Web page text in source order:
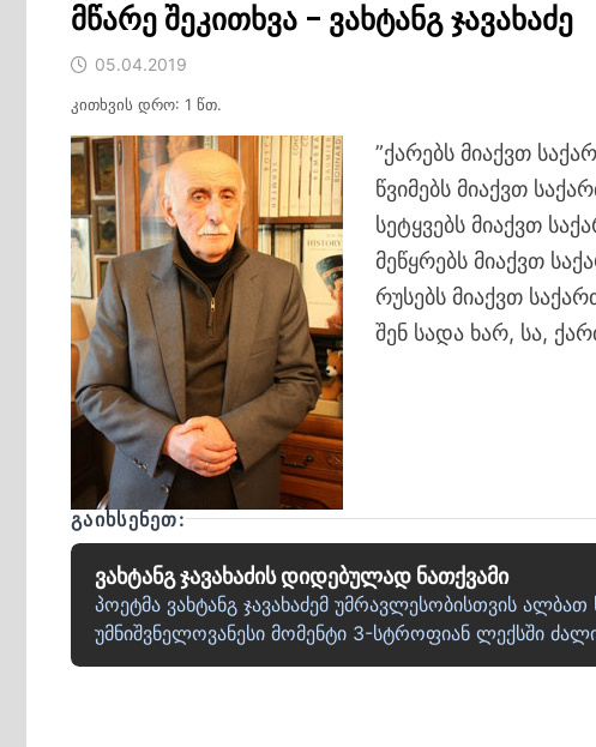
მწარე შეკითხვა – ვახტანგ ჯავახაძე
05.04.2019
კითხვის დრო: 1 წთ.
”ქარებს მიაქვთ
წვიმებს მიაქვთ
სეტყვებს მიაქვთ
მეწყრებს მიაქვთ
რუსებს მიაქვთ
შენ სადა ხარ, სა,
ᲒᲐᲘᲮᲡᲔᲜᲔᲗ:
ვახტანგ ჯავახაძის დიდებულად ნათქვამი
პოეტმა ვახტანგ ჯავახაძემ უმრავლესობისთვის
უმნიშვნელოვანესი მომენტი 3-სტროფიან ლექსში